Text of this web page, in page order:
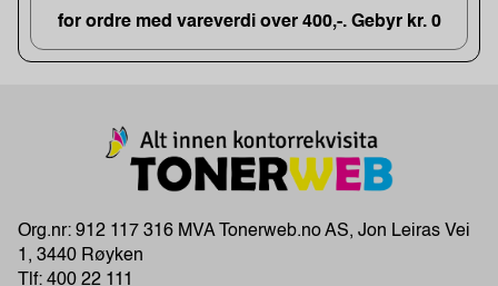
for ordre med vareverdi over 400,-. Gebyr kr. 0
Org.nr: 912 117 316 MVA Tonerweb.no AS, Jon Leiras Vei
1, 3440 Røyken
Tlf: 400 22 111